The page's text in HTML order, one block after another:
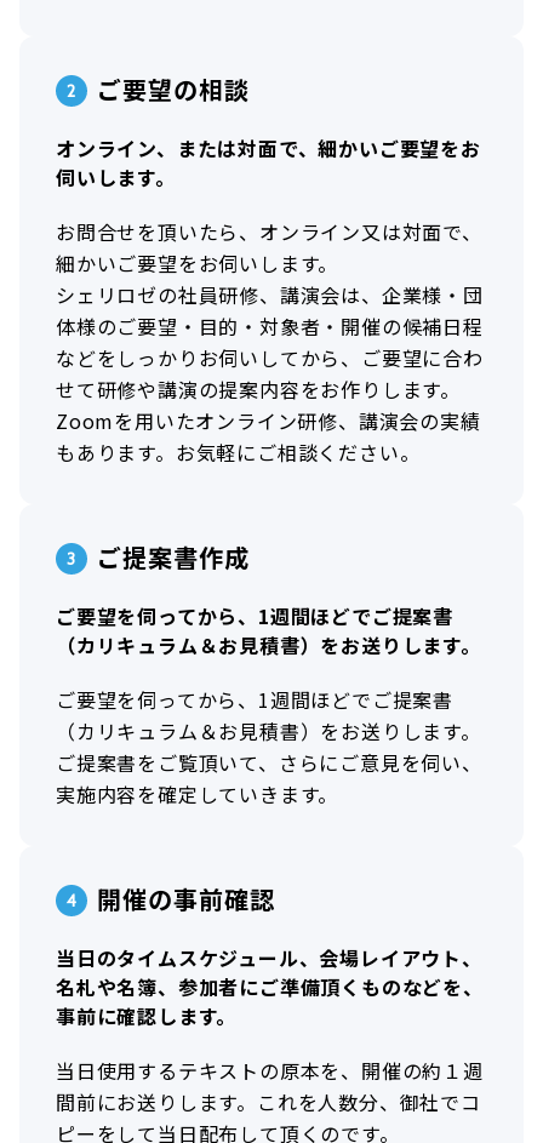
ご要望の相談
オンライン、または対面で、細かいご要望をお
伺いします。
お問合せを頂いたら、オンライン又は対面で、
細かいご要望をお伺いします。
シェリロゼの社員研修、講演会は、企業様・団
体様のご要望・目的・対象者・開催の候補日程
などをしっかりお伺いしてから、ご要望に合わ
せて研修や講演の提案内容をお作りします。
Zoomを用いたオンライン研修、講演会の実績
もあります。お気軽にご相談ください。
ご提案書作成
ご要望を伺ってから、1週間ほどでご提案書
（カリキュラム＆お見積書）をお送りします。
ご要望を伺ってから、1週間ほどでご提案書
（カリキュラム＆お見積書）をお送りします。
ご提案書をご覧頂いて、さらにご意見を伺い、
実施内容を確定していきます。
開催の事前確認
当日のタイムスケジュール、会場レイアウト、
名札や名簿、参加者にご準備頂くものなどを、
事前に確認します。
当日使用するテキストの原本を、開催の約１週
間前にお送りします。これを人数分、御社でコ
ピーをして当日配布して頂くのです。